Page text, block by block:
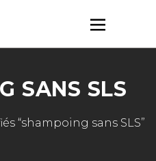
SANS SLS
“shampoing sans SLS”